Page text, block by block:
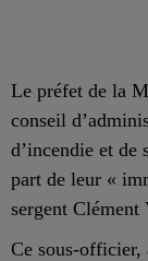
Le préfet de la
conseil
d’incendie et de
part de leur «
sergent Clément
Ce sous-officier,